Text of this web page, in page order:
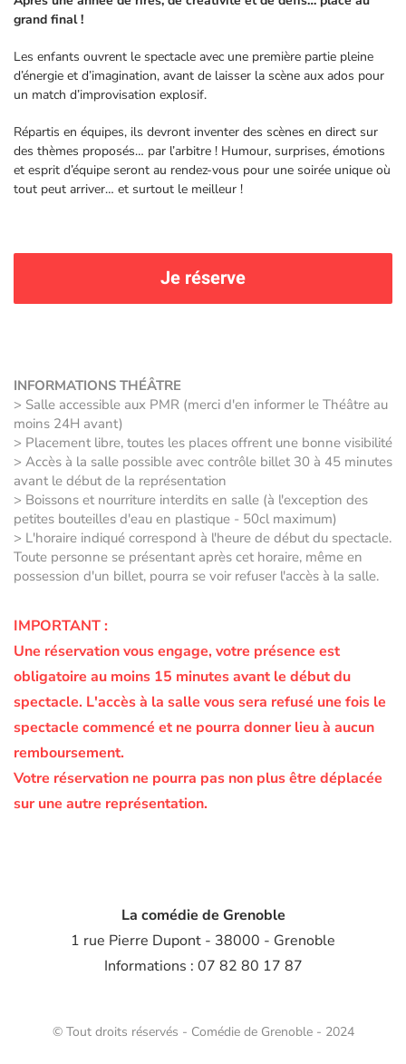
grand final !
Les enfants ouvrent le spectacle avec une première partie pleine
d’énergie et d’imagination, avant de laisser la scène aux ados pour
un match d’improvisation explosif.
Répartis en équipes, ils devront inventer des scènes en direct sur
des thèmes proposés… par l’arbitre ! Humour, surprises, émotions
et esprit d’équipe seront au rendez-vous pour une soirée unique où
tout peut arriver… et surtout le meilleur !
Je réserve
INFORMATIONS THÉÂTRE
> Salle accessible aux PMR (merci d'en informer le Théâtre au
moins 24H avant)
> Placement libre, toutes les places offrent une bonne visibilité
> Accès à la salle possible avec contrôle billet 30 à 45 minutes
avant le début de la représentation
> Boissons et nourriture interdits en salle (à l'exception des
petites bouteilles d'eau en plastique - 50cl maximum)
> L'horaire indiqué correspond à l'heure de début du spectacle.
Toute personne se présentant après cet horaire, même en
possession d'un billet, pourra se voir refuser l'accès à la salle.
IMPORTANT :
Une réservation vous engage, votre présence est
obligatoire au moins 15 minutes avant le début du
spectacle. L'accès à la salle vous sera refusé une fois le
spectacle commencé et ne pourra donner lieu à aucun
remboursement.
Votre réservation ne pourra pas non plus être déplacée
sur une autre représentation.
La comédie de Grenoble
1 rue Pierre Dupont - 38000 - Grenoble
Informations : 07 82 80 17 87
© Tout droits réservés - Comédie de Grenoble - 2024